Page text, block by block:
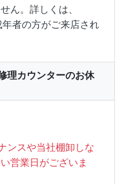
ん。詳しくは、
者の方がご来店され
理カウンターのお休
ンスや当社棚卸しな
営業日がございま